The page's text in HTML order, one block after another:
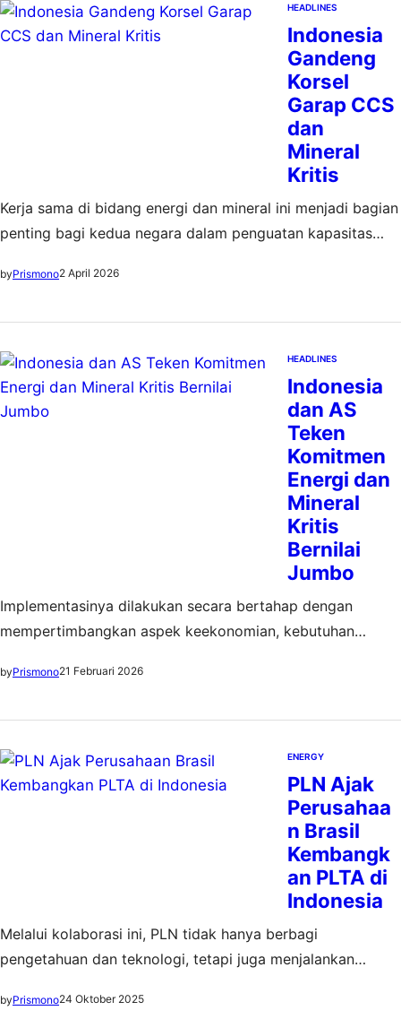
HEADLINES
Indonesia
Gandeng
Korsel
Garap CCS
dan
Mineral
Kritis
Kerja sama di bidang energi dan mineral ini menjadi bagian
penting bagi kedua negara dalam penguatan kapasitas
byPrismono2 April 2026
HEADLINES
Indonesia
dan AS
Teken
Komitmen
Energi dan
Mineral
Kritis
Bernilai
Jumbo
Implementasinya dilakukan secara bertahap dengan
mempertimbangkan aspek keekonomian, kebutuhan
byPrismono21 Februari 2026
ENERGY
PLN Ajak
Perusahaa
n Brasil
Kembangk
an PLTA di
Indonesia
Melalui kolaborasi ini, PLN tidak hanya berbagi
pengetahuan dan teknologi, tetapi juga menjalankan
energi yang hijau dan berkelanjutan
byPrismono24 Oktober 2025